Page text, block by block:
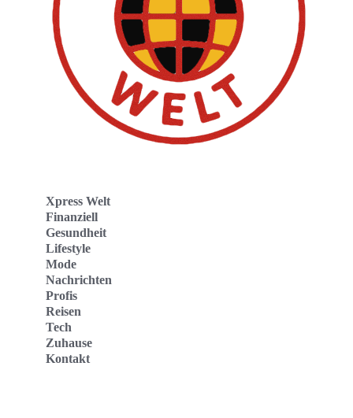
Xpress Welt
Finanziell
Gesundheit
Lifestyle
Mode
Nachrichten
Profis
Reisen
Tech
Zuhause
Kontakt